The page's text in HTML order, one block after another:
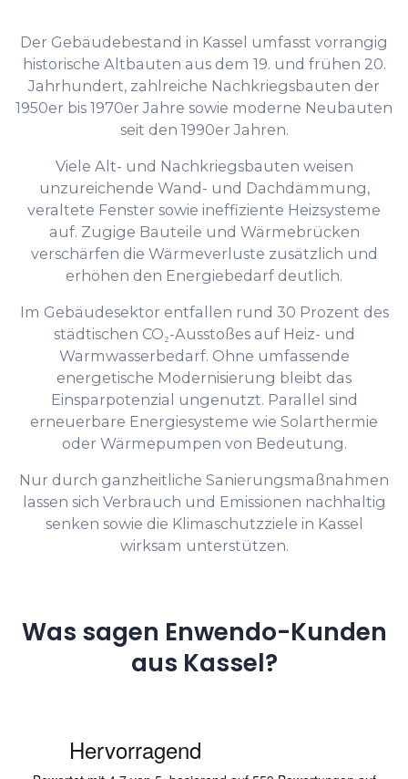
Der Gebäudebestand in Kassel umfasst vorrangig
historische Altbauten aus dem 19. und frühen 20.
Jahrhundert, zahlreiche Nachkriegsbauten der
1950er bis 1970er Jahre sowie moderne Neubauten
seit den 1990er Jahren.
Viele Alt- und Nachkriegsbauten weisen
unzureichende Wand- und Dachdämmung,
veraltete Fenster sowie ineffiziente Heizsysteme
auf. Zugige Bauteile und Wärmebrücken
verschärfen die Wärmeverluste zusätzlich und
erhöhen den Energiebedarf deutlich.
Im Gebäudesektor entfallen rund 30 Prozent des
städtischen CO₂-Ausstoßes auf Heiz- und
Warmwasserbedarf. Ohne umfassende
energetische Modernisierung bleibt das
Einsparpotenzial ungenutzt. Parallel sind
erneuerbare Energiesysteme wie Solarthermie
oder Wärmepumpen von Bedeutung.
Nur durch ganzheitliche Sanierungsmaßnahmen
lassen sich Verbrauch und Emissionen nachhaltig
senken sowie die Klimaschutzziele in Kassel
wirksam unterstützen.
Was sagen Enwendo-Kunden
aus Kassel?